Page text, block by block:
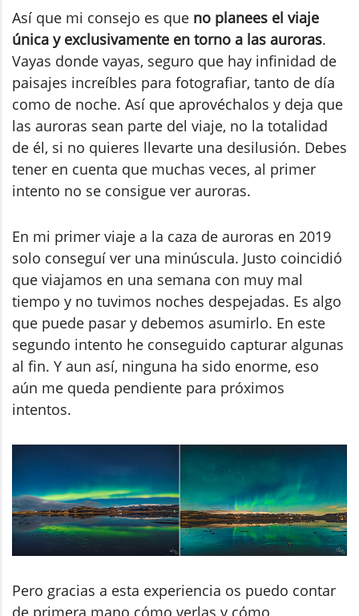
Así que mi consejo es que no planees el viaje
única y exclusivamente en torno a las auroras.
Vayas donde vayas, seguro que hay infinidad de
paisajes increíbles para fotografiar, tanto de día
como de noche. Así que aprovéchalos y deja que
las auroras sean parte del viaje, no la totalidad
de él, si no quieres llevarte una desilusión. Debes
tener en cuenta que muchas veces, al primer
intento no se consigue ver auroras.
En mi primer viaje a la caza de auroras en 2019
solo conseguí ver una minúscula. Justo coincidió
que viajamos en una semana con muy mal
tiempo y no tuvimos noches despejadas. Es algo
que puede pasar y debemos asumirlo. En este
segundo intento he conseguido capturar algunas
al fin. Y aun así, ninguna ha sido enorme, eso
aún me queda pendiente para próximos
intentos.
Pero gracias a esta experiencia os puedo contar
de primera mano cómo verlas y cómo